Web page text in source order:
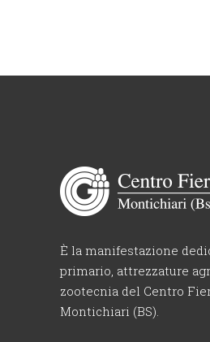
È la manifestazione
primario, attrezzature
zootecnia del Centro
Montichiari (BS).